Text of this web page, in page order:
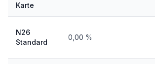
Karte
N26
Standard
0,00 %